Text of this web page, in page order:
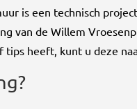
is een technisch
van de Willem
heeft, kunt u deze